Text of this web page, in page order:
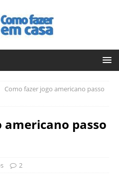
Como fazer jogo americano passo
americano passo
2